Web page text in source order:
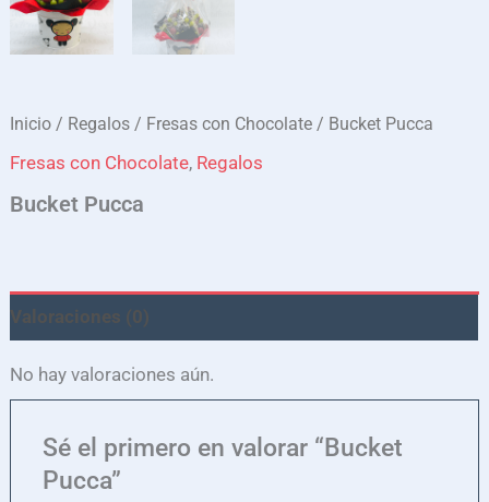
Inicio / Regalos / Fresas con Chocolate / Bucket Pucca
Fresas con Chocolate, Regalos
Bucket Pucca
Valoraciones (0)
No hay valoraciones aún.
Sé el primero en valorar “Bucket
Pucca”